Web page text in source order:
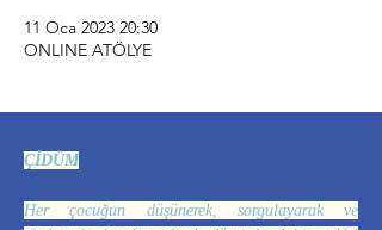
11 Oca 2023 20:30
ONLINE ATÖLYE
ÇİDÜM
Her çocuğun düşünerek, sorgulayarak ve